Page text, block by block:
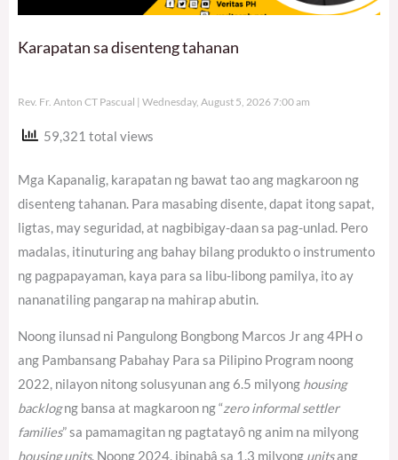
Karapatan sa disenteng tahanan
Rev. Fr. Anton CT Pascual Wednesday, August 5, 2026 7:00 am
59,321 total views
Mga Kapanalig, karapatan ng bawat tao ang magkaroon ng
disenteng tahanan. Para masabing disente, dapat itong sapat,
ligtas, may seguridad, at nagbibigay-daan sa pag-unlad. Pero
madalas, itinuturing ang bahay bilang produkto o instrumento
ng pagpapayaman, kaya para sa libu-libong pamilya, ito ay
nananatiling pangarap na mahirap abutin.
Noong ilunsad ni Pangulong Bongbong Marcos Jr ang 4PH o
ang Pambansang Pabahay Para sa Pilipino Program noong
2022, nilayon nitong solusyunan ang 6.5 milyong housing
backlogng bansa at magkaroon ng “zero informal settler
families” sa pamamagitan ng pagtatayô ng anim na milyong
housing units. Noong 2024, ibinabâ sa 1.3 milyong unitsang